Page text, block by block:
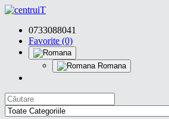
0733088041
Favorite (0)
Romana